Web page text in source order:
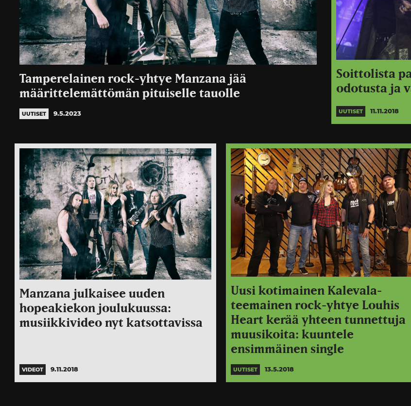
Tamperelainen rock-yhtye Manzana jää
määrittelemättömän pituiselle tauolle
UUTISET 9.5.2023
Soittolista
odotusta ja
UUTISET 11.11.2018
Manzana julkaisee uuden
hopeakiekon joulukuussa:
musiikkivideo nyt katsottavissa
VIDEOT 9.11.2018
Uusi kotimainen Kalevala-
teemainen rock-yhtye Louhis
Heart kerää yhteen tunnettuja
muusikoita: kuuntele
ensimmäinen single
UUTISET 13.5.2018